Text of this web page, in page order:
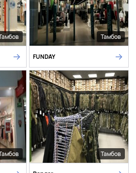
Тамбов
FUNDAY
Тамбов